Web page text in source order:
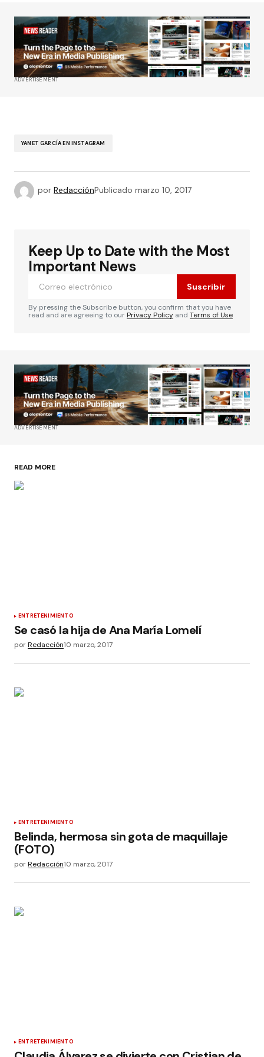
ADVERTISEMENT
YANET GARCÍA EN INSTAGRAM
por RedacciónPublicado marzo 10, 2017
Keep Up to Date with the Most
Important News
Suscribir
By pressing the Subscribe button, you confirm that you have
read and are agreeing to ourPrivacy Policy and Terms of Use
ADVERTISEMENT
READ MORE
ENTRETENIMIENTO
Se casó la hija de Ana María Lomelí
porRedacción10 marzo, 2017
ENTRETENIMIENTO
Belinda, hermosa sin gota de maquillaje
(FOTO)
porRedacción10 marzo, 2017
ENTRETENIMIENTO